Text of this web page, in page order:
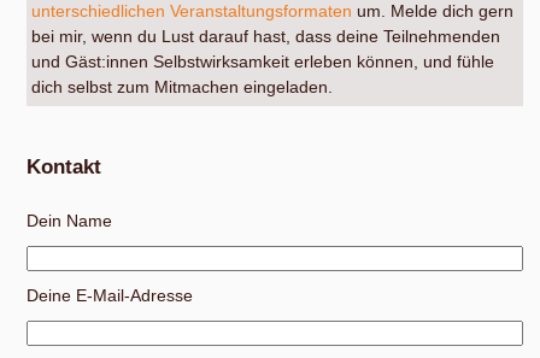
unterschiedlichen Veranstaltungsformaten um. Melde dich gern
bei mir, wenn du Lust darauf hast, dass deine Teilnehmenden
und Gäst:innen Selbstwirksamkeit erleben können, und fühle
dich selbst zum Mitmachen eingeladen.
Kontakt
Dein Name
Deine E-Mail-Adresse